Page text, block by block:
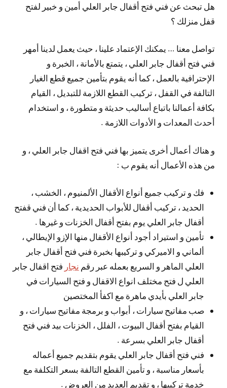
هل تبحث عن فني فتح أقفال جابر العلي أمين و خبير لفتح
قفل منزلك ؟
تواصل معنا … يمكنك الإعتماد علينا ، حيث يعمل لدينا أمهر
فني فتح أقفال جابر العلي ، يتمتع بالأمانة ، الخبرة و
الإحترافية بالعمل ، كما أنه يقوم بتأمين جميع قطع الغيار
التالفة في القفل ، تركيب القطع اللازمة للتبديل ، القيام
بكافة أعمالنا باتباع أساليب حديثة و متطورة ، و استخدام
أحدث المعدات و الأدوات اللازمة .
و هناك أعمال أخرى يتميز بها فني فتح اقفال جابر العلي ، و
من هذه الأعمال أنه يقوم ب :
فك و تركيب جميع أنواع الأقفال الألمنيوم ، الخشب ،
الحديد ، تركيب أقفال للأبواب الحديدية ، كما أن فني قفتح
أقفال جابر العلي يوم بفتح أقفال الخزنات و غيرها .
تأمين و استيراد أجود أنواع الأقفال منها الإزو الإيطالي ،
ألماني و الاميركي و تركيبها بخبرة فني فتح أقفال جابر
العلي الماهر و السريع بعمله عبر رقم نجار فتح اقفال جابر
العلي ل فتح مختلف انواع الاقفال و فتح السيارات في
جابر العلي بأيدي ماهرة مع اكفأ المختصين
صب مفاتيح سيارات ، أبواب و برمجة مفاتيح سيارات ، و
القيام بفتح أقفال البيوت ، الفلل ، الخزنات بيد فني فتح
أقفال جابر العلي بسرعة .
فني فتح أقفال جابر العلي يقوم بتقديم جميع أعماله
بأسعار مناسبة ، و تأمين القطع التالفة بسعر التكلفة مع
خدمة تركيبها ، و تقديم العديد من العروض .